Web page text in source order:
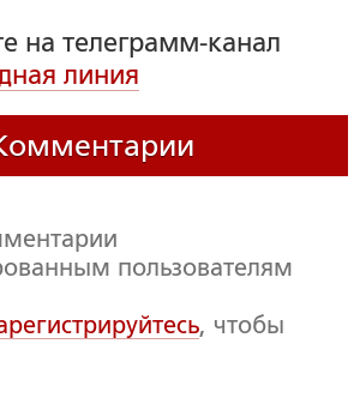
на телеграмм-канал
линия
пользователям
, чтобы